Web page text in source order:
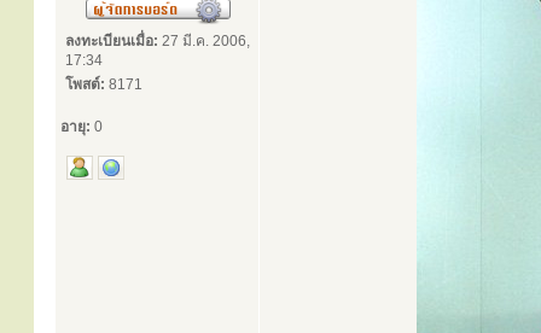
ลงทะเบียนเมื่อ: 27 มี.ค. 2006,
17:34
โพสต์: 8171
อายุ: 0